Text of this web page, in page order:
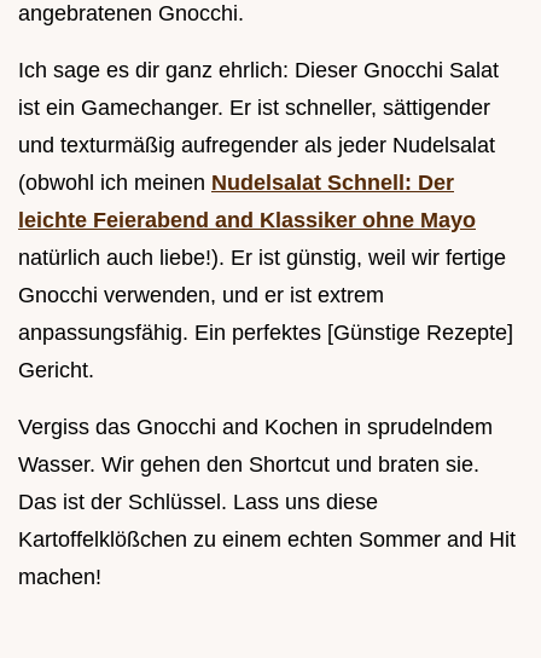
angebratenen Gnocchi.
Ich sage es dir ganz ehrlich: Dieser Gnocchi Salat
ist ein Gamechanger. Er ist schneller, sättigender
und texturmäßig aufregender als jeder Nudelsalat
(obwohl ich meinen Nudelsalat Schnell: Der
leichte Feierabend and Klassiker ohne Mayo
natürlich auch liebe!). Er ist günstig, weil wir fertige
Gnocchi verwenden, und er ist extrem
anpassungsfähig. Ein perfektes [Günstige Rezepte]
Gericht.
Vergiss das Gnocchi and Kochen in sprudelndem
Wasser. Wir gehen den Shortcut und braten sie.
Das ist der Schlüssel. Lass uns diese
Kartoffelklößchen zu einem echten Sommer and Hit
machen!